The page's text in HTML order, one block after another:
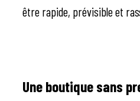
être rapide, prévisible et
Une boutique sans